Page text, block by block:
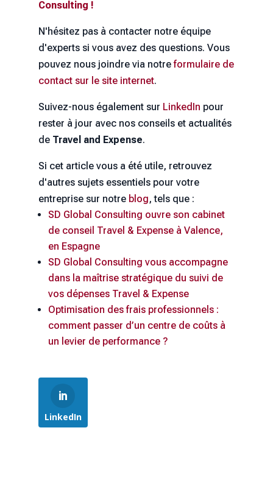
Consulting !
N'hésitez pas à contacter notre équipe
d'experts si vous avez des questions. Vous
pouvez nous joindre via notreformulaire de
contact sur le site internet.
Suivez-nous également sur LinkedIn pour
rester à jour avec nos conseils et actualités
de Travel and Expense.
Si cet article vous a été utile, retrouvez
d'autres sujets essentiels pour votre
entreprise sur notre blog, tels que :
SD Global Consulting ouvre son cabinet
de conseil Travel & Expense à Valence,
en Espagne
SD Global Consulting vous accompagne
dans la maîtrise stratégique du suivi de
vos dépenses Travel & Expense
Optimisation des frais professionnels :
comment passer d’un centre de coûts à
un levier de performance ?
LinkedIn